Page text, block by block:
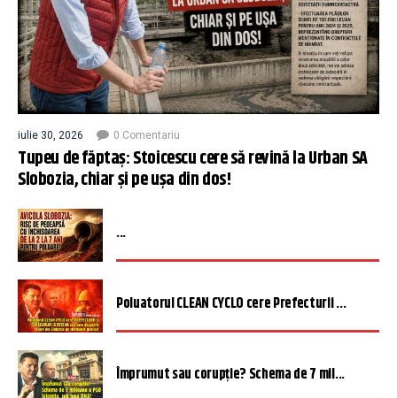
iulie 30, 2026 0 Comentariu
Tupeu de făptaș: Stoicescu cere să revină la Urban SA
Slobozia, chiar și pe ușa din dos!
...
Poluatorul CLEAN CYCLO cere Prefecturii ...
Împrumut sau corupție? Schema de 7 mil...